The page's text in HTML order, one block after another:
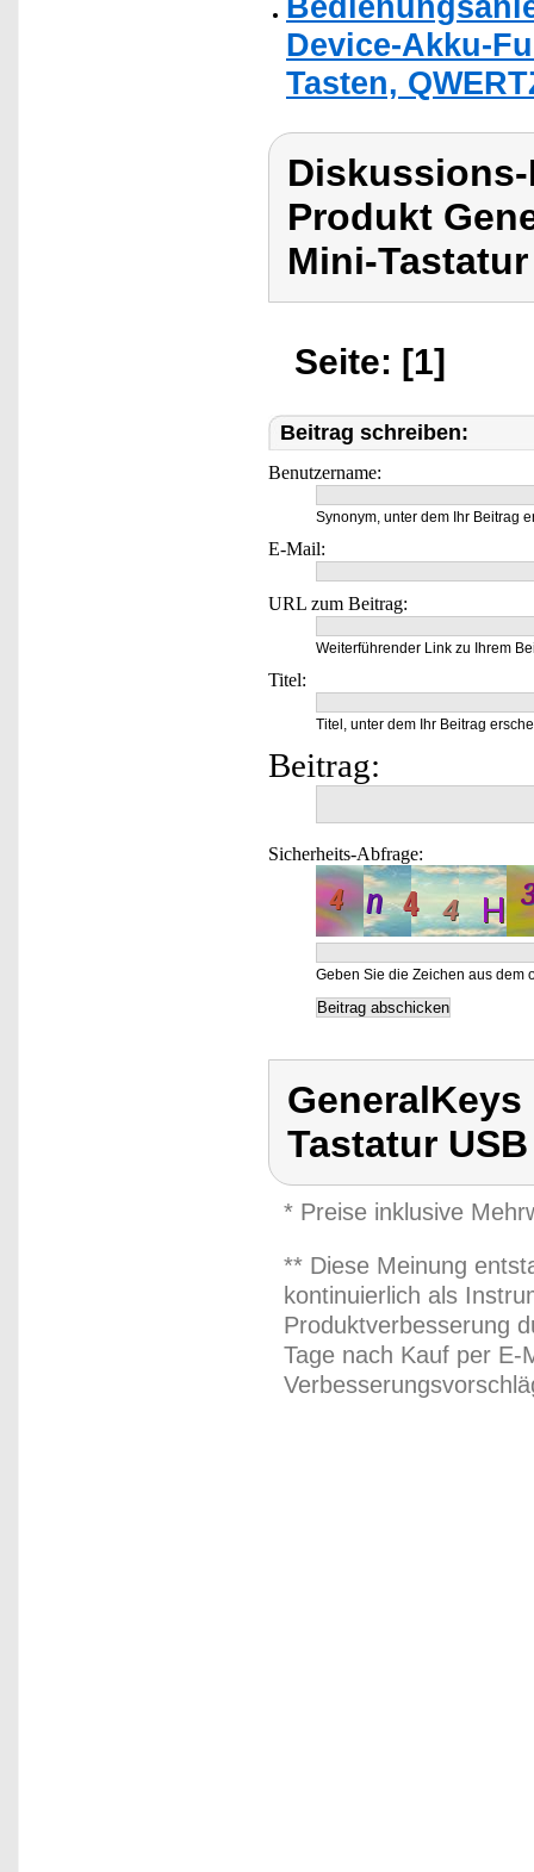
Device-Akku-
Tasten,
Produkt
Mini-
Seite: [1]
Beitrag schreiben:
Benutzername:
Synonym, unter dem Ihr Beitrag
E-Mail:
URL zum Beitrag:
Weiterführender Link zu Ihrem
Titel:
Titel, unter dem Ihr Beitrag
Beitrag:
Sicherheits-Abfrage:
Geben Sie die Zeichen aus dem
Tastatur
* Preise inklusive
** Diese Meinung
kontinuierlich als
Produktverbesserung
Tage nach Kauf per E-